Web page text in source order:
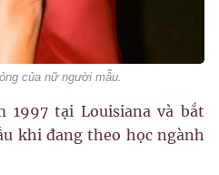
của nữ người mẫu.
1997 tại Louisiana và bắt
khi đang theo học ngành